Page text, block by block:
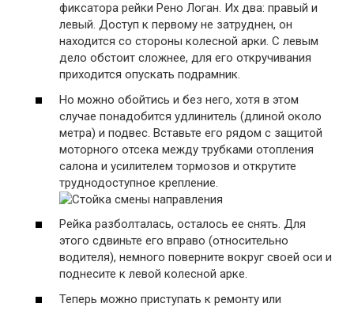
фиксатора рейки Рено Логан. Их два: правый и
левый. Доступ к первому не затруднен, он
находится со стороны колесной арки. С левым
дело обстоит сложнее, для его откручивания
приходится опускать подрамник.
Но можно обойтись и без него, хотя в этом
случае понадобится удлинитель (длиной около
метра) и подвес. Вставьте его рядом с защитой
моторного отсека между трубками отопления
салона и усилителем тормозов и открутите
труднодоступное крепление.
Рейка разболталась, осталось ее снять. Для
этого сдвиньте его вправо (относительно
водителя), немного поверните вокруг своей оси и
поднесите к левой колесной арке.
Теперь можно приступать к ремонту или